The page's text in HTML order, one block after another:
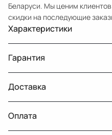
Беларуси. Мы ценим
скидки на последующие
Характеристики
Авто
Год
Тег
Гарантия
Двигатели с навесным или
оборудования
Датчик давления
Доставка
Оплата